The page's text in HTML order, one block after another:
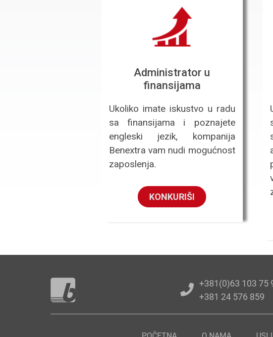
Administrator u
finansijama
Ukoliko imate iskustvo u radu
sa finansijama i poznajete
engleski jezik, kompanija
Benextra vam nudi mogućnost
zaposlenja.
KONKURIŠI
+381(0)63 103 75
+381 24 576 859